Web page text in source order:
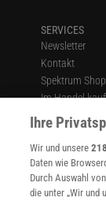
SERVICES
Newsletter
Kontakt
Spektrum Shop
Im Handel
Presse
Verträge
Widerruf
INFO
Mediadaten
Ihre
Wir und unsere
Daten wie
Durch Auswahl
die unter „Wir und